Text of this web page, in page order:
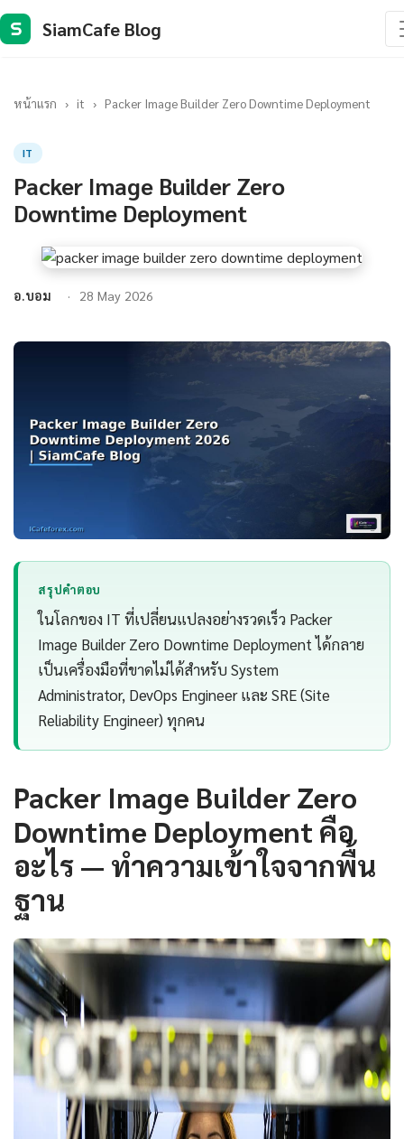
S SiamCafe Blog
หน้าแรก › it › Packer Image Builder Zero Downtime Deployment
IT
Packer Image Builder Zero
Downtime Deployment
อ.บอม 28 May 2026
สรุปคำตอบ
ในโลกของ IT ที่เปลี่ยนแปลงอย่างรวดเร็ว Packer
Image Builder Zero Downtime Deployment ได้กลาย
เป็นเครื่องมือที่ขาดไม่ได้สำหรับ System
Administrator, DevOps Engineer และ SRE (Site
Reliability Engineer) ทุกคน
Packer Image Builder Zero
Downtime Deployment คือ
อะไร — ทำความเข้าใจจากพื้น
ฐาน